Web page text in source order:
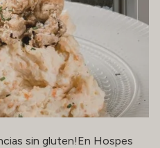
sin gluten!En Hospes